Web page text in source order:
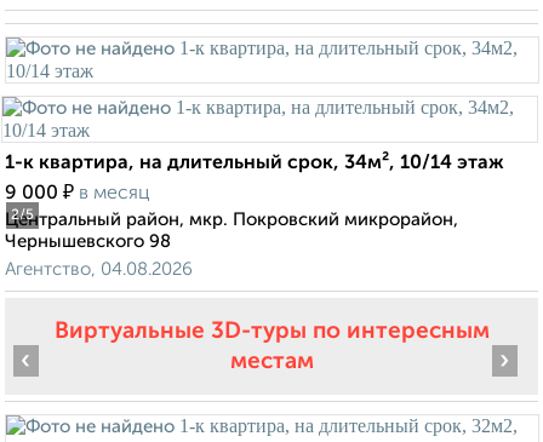
2/5
1-к квартира, на длительный срок, 34м², 10/14 этаж
9 000 ₽ в месяц
Центральный район, мкр. Покровский микрорайон,
Чернышевского 98
Агентство, 04.08.2026
Виртуальные 3D-туры по интересным
местам
‹ ›